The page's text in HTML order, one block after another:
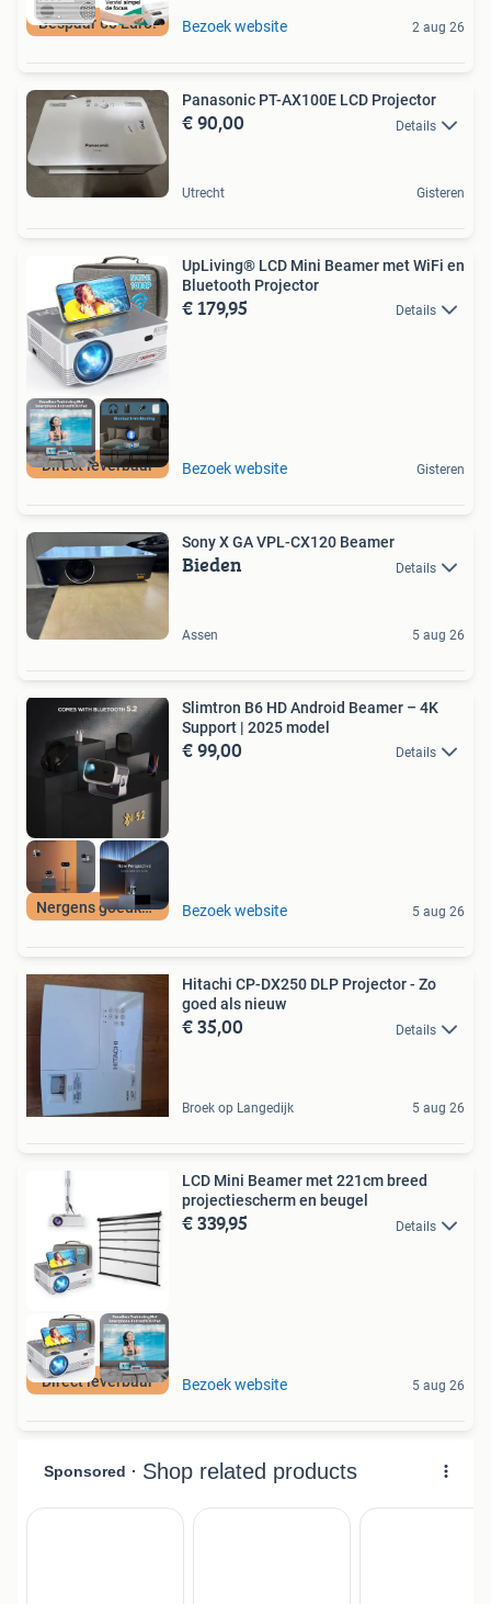
Bespaar 60 Euro! Bezoek website 2 aug 26
Panasonic PT-AX100E LCD Projector
€ 90,00 Details
Utrecht Gisteren
Direct leverbaar
UpLiving® LCD Mini Beamer met WiFi en
Bluetooth Projector
€ 179,95 Details
Bezoek website Gisteren
Sony X GA VPL-CX120 Beamer
Bieden Details
Assen 5 aug 26
Nergens goedkoper
Slimtron B6 HD Android Beamer – 4K
Support | 2025 model
€ 99,00 Details
Bezoek website 5 aug 26
Hitachi CP-DX250 DLP Projector - Zo
goed als nieuw
€ 35,00 Details
Broek op Langedijk 5 aug 26
Direct leverbaar
LCD Mini Beamer met 221cm breed
projectiescherm en beugel
€ 339,95 Details
Bezoek website 5 aug 26